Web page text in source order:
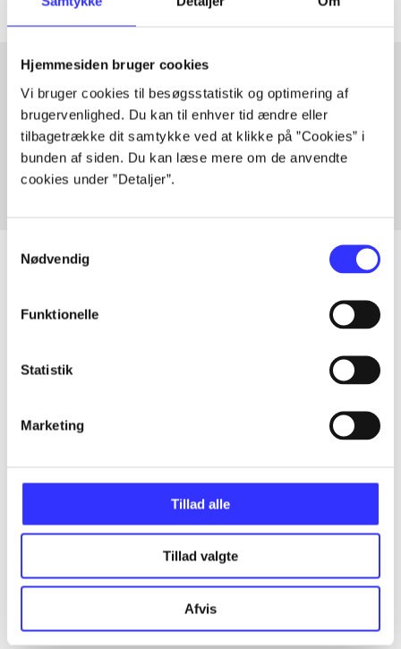
Hjemmesiden bruger cookies
Vi bruger cookies til besøgsstatistik og optimering af
brugervenlighed. Du kan til enhver tid ændre eller
tilbagetrække dit samtykke ved at klikke på ”Cookies” i
bunden af siden. Du kan læse mere om de anvendte
cookies under ”Detaljer”.
Nødvendig
Funktionelle
Statistik
Marketing
Tillad alle
Tillad valgte
Afvis
Artikler med samme emner
Fra
Artikler